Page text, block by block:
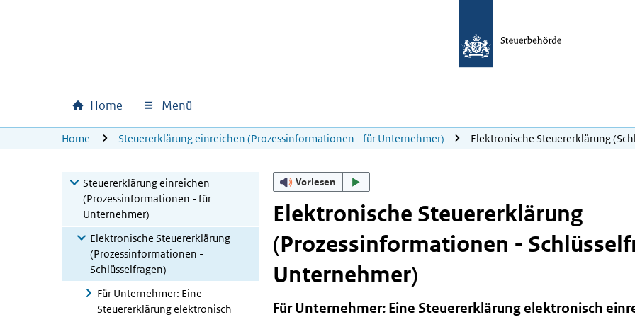
Hauptnavigation
Home Menü
U bevindt zich hier:
Home Steuererklärung einreichen (Prozessinformationen - für Unternehmer) Elektronische Steuererklärung
Steuererklärung einreichen
(Prozessinformationen - für
Unternehmer)
Elektronische Steuererklärung
(Prozessinformationen -
Schlüsselfragen)
Für Unternehmer: Eine
Steuererklärung elektronisch
Vorlesen
Elektronische Steuererklärung
(Prozessinformationen -
Unternehmer)
Für Unternehmer: Eine Steuererklärung elektronisch